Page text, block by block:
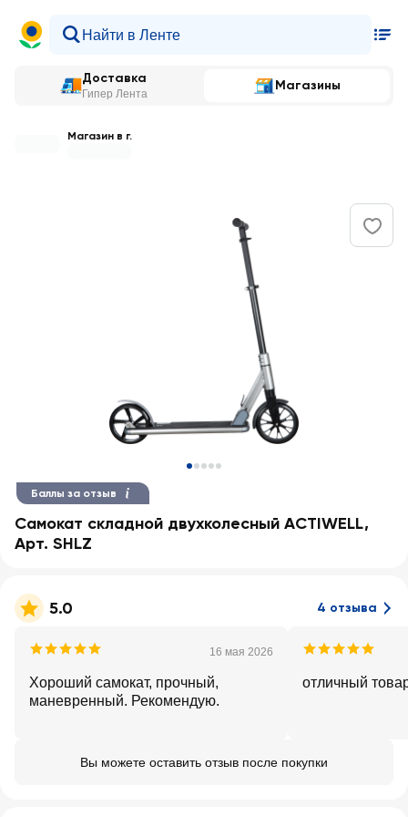
Доставка
Гипер Лента
Магазины
Магазин в г.
Баллы за отзыв
Самокат складной двухколесный ACTIWELL,
Арт. SHLZ
5.0 4 отзыва
16 мая 2026
Хороший самокат, прочный,
маневренный. Рекомендую.
отличный
Вы можете оставить отзыв после покупки